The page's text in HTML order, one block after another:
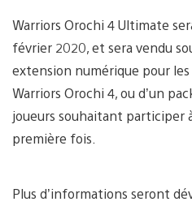
Warriors Orochi 4 Ultimate
février 2020, et sera vendu
extension numérique pour
Warriors Orochi 4, ou d’un
joueurs souhaitant participer
première fois.
Plus d’informations seront